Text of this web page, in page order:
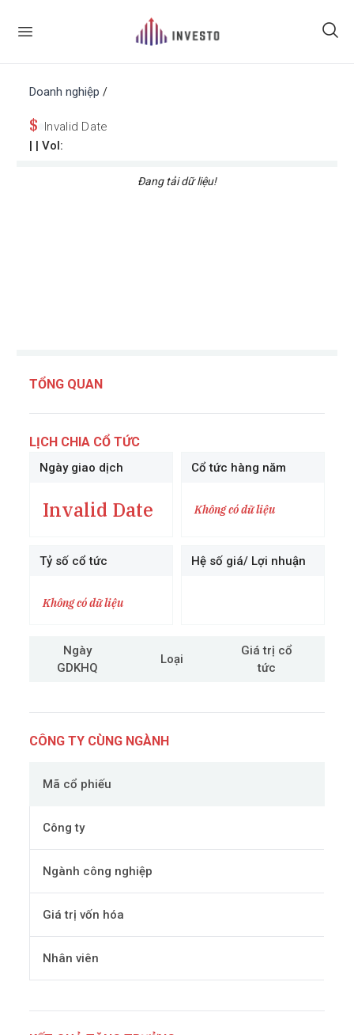
Doanh nghiệp /
$ Invalid Date
| | Vol:
Đang tải dữ liệu!
TỔNG QUAN
LỊCH CHIA CỔ TỨC
Ngày giao dịch
Invalid Date
Cổ tức hàng năm
Không có dữ liệu
Tỷ số cổ tức
Không có dữ liệu
Hệ số giá/ Lợi nhuận
Ngày
GDKHQ
Loại
Giá trị cổ
tức
CÔNG TY CÙNG NGÀNH
Mã cổ phiếu
Công ty
Ngành công nghiệp
Giá trị vốn hóa
Nhân viên